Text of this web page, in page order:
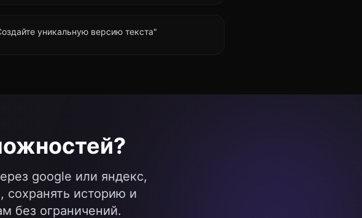
уникальную версию текста"
google или яндекс,
историю и
без ограничений.